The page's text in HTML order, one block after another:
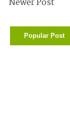
Newer Post
Popular Post